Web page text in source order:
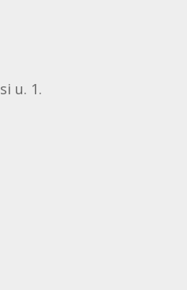
u. 1.